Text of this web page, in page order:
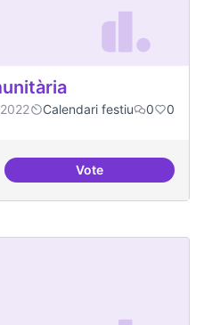
Calendari festiu 0 0
VotePodcast Radio